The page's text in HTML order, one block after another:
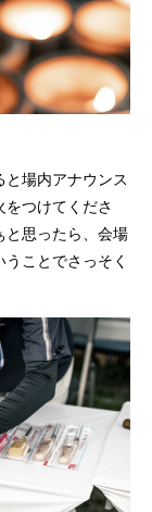
場内アナウンス
つけてくださ
と思ったら、会場
ことでさっそく